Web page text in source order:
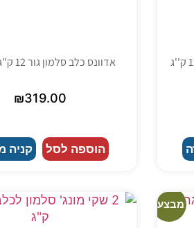
אדוונס כלב סלמון גור 12 ק"ג סנסטיב
₪319.00
הוספה לסל קניה
מבצע!